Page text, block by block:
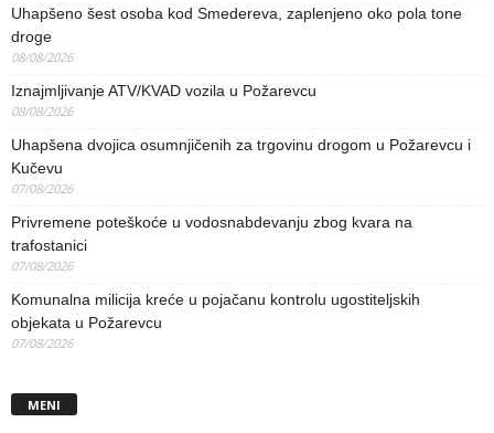
Uhapšeno šest osoba kod Smedereva, zaplenjeno oko pola tone
droge
08/08/2026
Iznajmljivanje ATV/KVAD vozila u Požarevcu
08/08/2026
Uhapšena dvojica osumnjičenih za trgovinu drogom u Požarevcu i
Kučevu
07/08/2026
Privremene poteškoće u vodosnabdevanju zbog kvara na
trafostanici
07/08/2026
Komunalna milicija kreće u pojačanu kontrolu ugostiteljskih
objekata u Požarevcu
07/08/2026
MENI